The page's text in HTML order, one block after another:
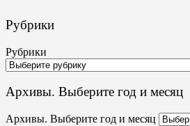
Рубрики
Рубрики
Архивы. Выберите год и месяц
Архивы. Выберите год и месяц